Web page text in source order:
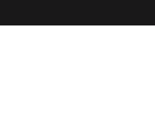
avec le CABINET :